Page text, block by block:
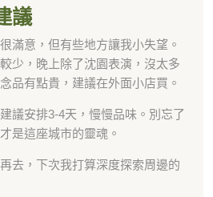
議
滿意，但有些地方讓我小失望。
少，晚上除了沈園表演，沒太多
品有點貴，建議在外面小店買。
議安排3-4天，慢慢品味。別忘了
是這座城市的靈魂。
去，下次我打算深度探索周邊的